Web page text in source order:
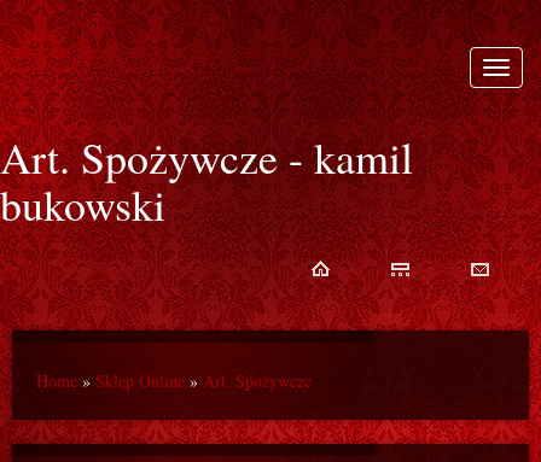
Art. Spożywcze - kamil
bukowski
Home » Sklep Online » Art. Spożywcze